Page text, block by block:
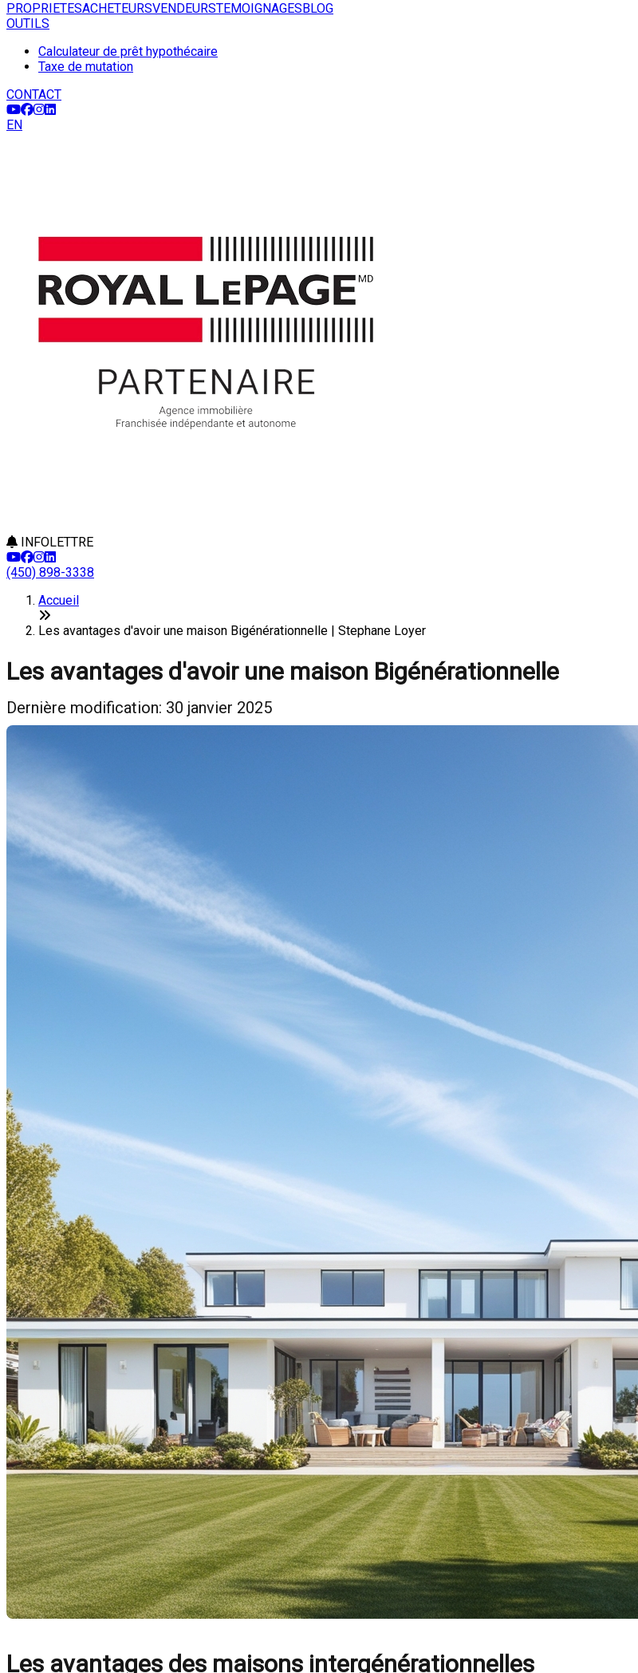
PROPRIETESACHETEURSVENDEURSTEMOIGNAGESBLOG
OUTILS
Calculateur de prêt hypothécaire
Taxe de mutation
CONTACT
EN
INFOLETTRE
(450) 898-3338
Accueil
Les avantages d'avoir une maison Bigénérationnelle | Stephane Loyer
Les avantages d'avoir une maison Bigénérationnelle
Dernière modification: 30 janvier 2025
Les avantages des maisons intergénérationnelles